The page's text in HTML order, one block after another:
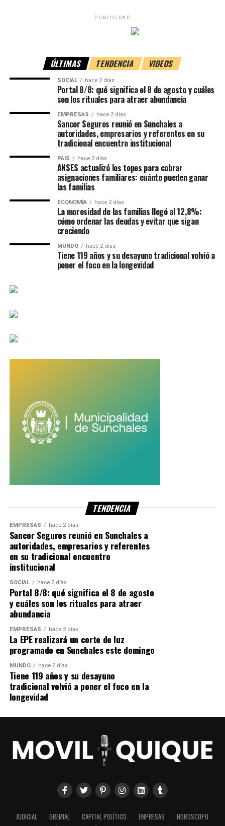
El latido de todo un continente
El nombre«Late el Sur»simboliza el corazón de miles de
atletas que llegarán desde distintos países
sudamericanos para competir y compartir una misma
pasión por el deporte.
Según explicó la artista, la canción combina un ritmo
festivo con un mensaje de superación y pertenencia.
«Habla de lo que somos los
santafesinos y también los
argentinos: espontáneos,
positivos y alegres»,
expresó.
La banda sonora de Santa Fe 2026
de la identidad de los Juegos Suramericanos y
ceremonias de apertura y cierre.
El objetivo es que su estribillo sea compartido por atletas,
espectáculo había demandado meses de preparación
aclaró que no existía ningún vínculo con Rosalía, sino que
«En las últimas horas
hemos recibido numerosos
mensajes de odio y enojo en
relación a nuestro tributo»,
expresaron los
organizadores.
Además, señalaron que comprendían la reacción del
público argentino.
«También somos
argentinos. Somos parte de
un pueblo en donde el
entendemos el enojo, la
indicaron.
El museo priorizó la seguridad del
equipo
cancelación y destacó que el objetivo del ciclo cultural era
También remarcó el trabajo realizado durante meses por
músicos y técnicos locales, aunque sostuvo que la
prioridad fuepreservar la seguridad de todos los
participantesante posibles incidentes.
La publicación que desató la
La controversia comenzó cuando Rosalía compartió en
TikTok
un video publicado por Mía Khalifa
tras la victoria
La publicación incluía la frase «Cómo suena la vida
generó fuertes críticas entre seguidores argentinos de la
PUBLICIDAD
ÚLTIMAS TENDENCIA VIDEOS
SOCIAL hace 2 días
Portal 8/8: qué significa el 8 de agosto y cuáles
son los rituales para atraer abundancia
EMPRESAS hace 2 días
Sancor Seguros reunió en Sunchales a
autoridades, empresarios y referentes en su
tradicional encuentro institucional
PAIS hace 2 días
ANSES actualizó los topes para cobrar
asignaciones familiares: cuánto pueden ganar
las familias
ECONOMÍA hace 2 días
La morosidad de las familias llegó al 12,8%:
cómo ordenar las deudas y evitar que sigan
creciendo
MUNDO hace 2 días
Tiene 119 años y su desayuno tradicional volvió a
poner el foco en la longevidad
TENDENCIA
EMPRESAS hace 2 días
Sancor Seguros reunió en Sunchales a
autoridades, empresarios y referentes
en su tradicional encuentro
institucional
SOCIAL hace 2 días
Portal 8/8: qué significa el 8 de agosto
y cuáles son los rituales para atraer
abundancia
EMPRESAS hace 2 días
La EPE realizará un corte de luz
programado en Sunchales este domingo
MUNDO hace 2 días
Tiene 119 años y su desayuno
tradicional volvió a poner el foco en la
longevidad
JUDICIAL GREMIAL CAPITAL POLÍTICO EMPRESAS
HOROSCOPO